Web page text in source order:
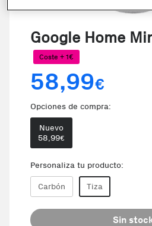
Google Home
Coste + 1€
58,99€
Opciones de compra:
Nuevo
58,99€
Personaliza tu producto:
Carbón Tiza
Sin